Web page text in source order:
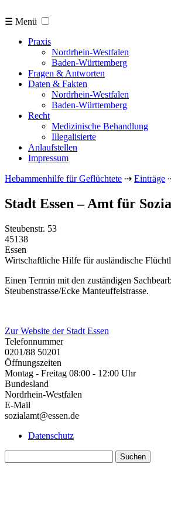
☰ Menü
Praxis
Nordrhein-Westfalen
Baden-Württemberg
Fragen & Antworten
Daten & Fakten
Nordrhein-Westfalen
Baden-Württemberg
Recht
Medizinische Behandlung
Illegalisierte
Anlaufstellen
Impressum
Hebammenhilfe für Geflüchtete ⇢ Einträge
Stadt Essen – Amt für
Steubenstr. 53
45138
Essen
Wirtschaftliche Hilfe für ausländische
Einen Termin mit den zuständigen
Steubenstrasse/Ecke Manteuffelstrasse.
Zur Website der Stadt Essen
Telefonnummer
0201/88 50201
Öffnungszeiten
Montag - Freitag 08:00 - 12:00 Uhr
Bundesland
Nordrhein-Westfalen
E-Mail
sozialamt@essen.de
Datenschutz